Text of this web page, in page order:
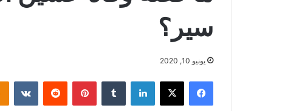
سير؟
يونيو 10, 2020
فيسبوك ‫X لينكدإن بينتيريست